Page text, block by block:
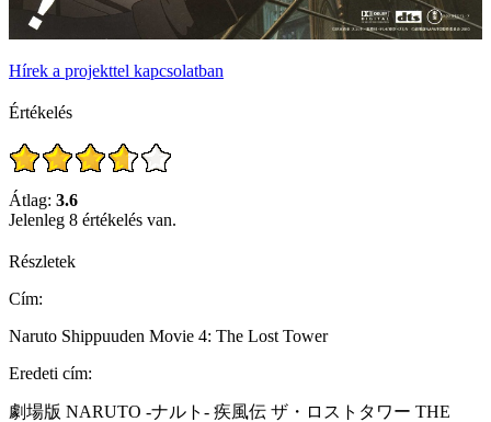
Hírek a projekttel kapcsolatban
Értékelés
Átlag: 3.6
Jelenleg 8 értékelés van.
Részletek
Cím:
Naruto Shippuuden Movie 4: The Lost Tower
Eredeti cím:
劇場版 NARUTO -ナルト- 疾風伝 ザ・ロストタワー THE